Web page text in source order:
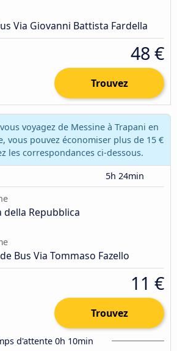
Via Giovanni Battista Fardella
48 €
Trouvez
voyagez de Messine à Trapani en
vous pouvez économiser plus de 15 €
les correspondances ci-dessous.
5h 24min
della Repubblica
Bus Via Tommaso Fazello
11 €
Trouvez
d'attente 0h 10min